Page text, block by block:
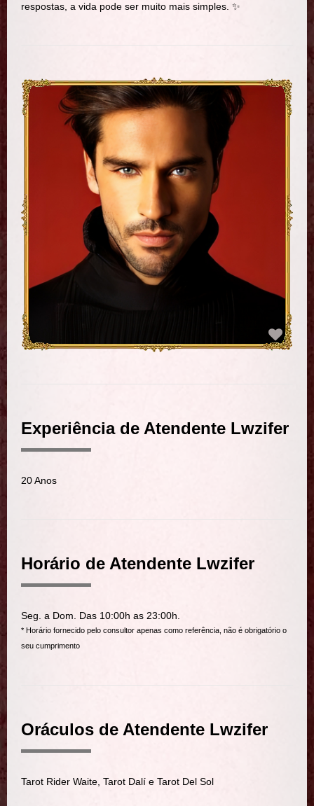
respostas, a vida pode ser muito mais simples. ✨
Experiência de Atendente Lwzifer
20 Anos
Horário de Atendente Lwzifer
Seg. a Dom. Das 10:00h as 23:00h.
* Horário fornecido pelo consultor apenas como referência, não é obrigatório o
seu cumprimento
Oráculos de Atendente Lwzifer
Tarot Rider Waite, Tarot Dalí e Tarot Del Sol